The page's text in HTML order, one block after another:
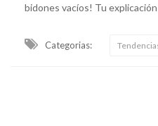
bidones vacíos! Tu
Categorias: